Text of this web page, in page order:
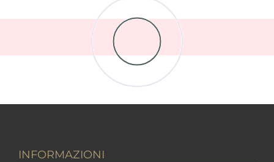
INFORMAZIONI